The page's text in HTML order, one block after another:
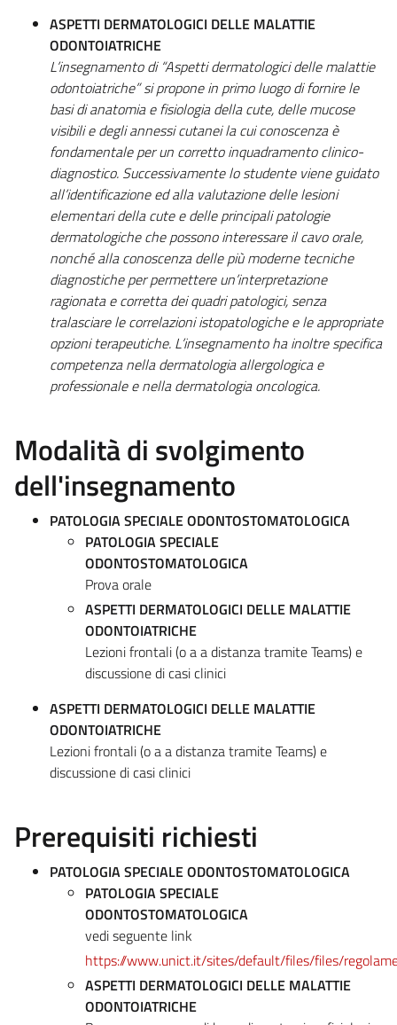
ASPETTI DERMATOLOGICI DELLE MALATTIE
ODONTOIATRICHE
L’insegnamento di “Aspetti dermatologici delle malattie
odontoiatriche” si propone in primo luogo di fornire le
basi di anatomia e fisiologia della cute, delle mucose
visibili e degli annessi cutanei la cui conoscenza è
fondamentale per un corretto inquadramento clinico-
diagnostico. Successivamente lo studente viene guidato
all’identificazione ed alla valutazione delle lesioni
elementari della cute e delle principali patologie
dermatologiche che possono interessare il cavo orale,
nonché alla conoscenza delle più moderne tecniche
diagnostiche per permettere un’interpretazione
ragionata e corretta dei quadri patologici, senza
tralasciare le correlazioni istopatologiche e le appropriate
opzioni terapeutiche. L’insegnamento ha inoltre specifica
competenza nella dermatologia allergologica e
professionale e nella dermatologia oncologica.
Modalità di svolgimento
dell'insegnamento
PATOLOGIA SPECIALE ODONTOSTOMATOLOGICA
PATOLOGIA SPECIALE
ODONTOSTOMATOLOGICA
Prova orale
ASPETTI DERMATOLOGICI DELLE MALATTIE
ODONTOIATRICHE
Lezioni frontali (o a a distanza tramite Teams) e
discussione di casi clinici
ASPETTI DERMATOLOGICI DELLE MALATTIE
ODONTOIATRICHE
Lezioni frontali (o a a distanza tramite Teams) e
discussione di casi clinici
Prerequisiti richiesti
PATOLOGIA SPECIALE ODONTOSTOMATOLOGICA
PATOLOGIA SPECIALE
ODONTOSTOMATOLOGICA
vedi seguente link
https://www.unict.it/sites/default/files/files/
ASPETTI DERMATOLOGICI DELLE MALATTIE
ODONTOIATRICHE